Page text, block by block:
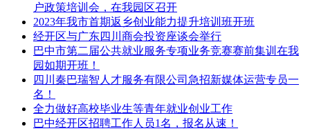
户政策培训会，在我园区召开
2023年我市首期返乡创业能力提升培训班开班
经开区与广东四川商会投资座谈会举行
巴中市第二届公共就业服务专项业务竞赛赛前集训在我
园如期开班！
四川秦巴瑞智人才服务有限公司急招新媒体运营专员一
名！
全力做好高校毕业生等青年就业创业工作
巴中经开区招聘工作人员1名，报名从速！